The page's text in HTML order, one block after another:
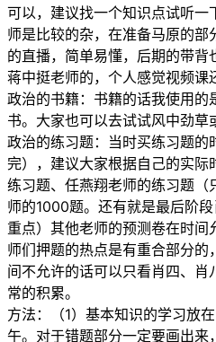
可以，建议找一个知识点试听
师是比较的杂，在准备马原的
的直播，简单易懂，后期的带
蒋中挺老师的，个人感觉视频课
政治的书籍：书籍的话我使用的
书。大家也可以去试试风中劲草
政治的练习题：当时买练习题的
完），建议大家根据自己的实际
练习题、任燕翔老师的练习题
师的1000题。还有就是最后阶
重点）其他老师的预测卷在时
师们押题的热点是有重合部分
间不允许的话可以只看肖四、肖
常的积累。
方法：（1）基本知识的学习放
午。对于错题部分一定要画出来